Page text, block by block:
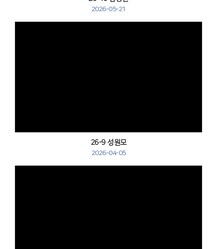
2026-05-21
26-9 성원모
2026-04-05